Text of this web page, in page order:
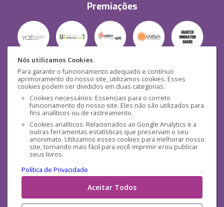
Nós utilizamos Cookies.
Para garantir o funcionamento adequado e contínuo
aprimoramento do nosso site, utilizamos cookies. Esses
cookies podem ser divididos em duas categorias:
Cookies necessários: Essenciais para o correto
funcionamento do nosso site. Eles não são utilizados para
fins analíticos ou de rastreamento.
Cookies analíticos: Relacionados ao Google Analytics e a
outras ferramentas estatísticas que preservam o seu
anonimato. Utilizamos esses cookies para melhorar nosso
site, tornando mais fácil para você imprimir e/ou publicar
seus livros.
Política de Privacidade
.
Aceitar Todos
Premiações
Segurança
Mídias Sociais